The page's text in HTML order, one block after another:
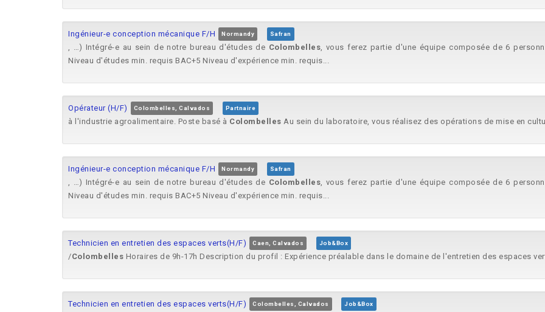
Ingénieur-e conception mécanique F/H Normandy Safran
, …) Intégré-e au sein de notre bureau d'études de Colombelles, vous ferez partie d'une équipe composée de 6
Niveau d'études min. requis BAC+5 Niveau d'expérience min. requis...
Opérateur (H/F) Colombelles, Calvados Partnaire
à l'industrie agroalimentaire. Poste basé à Colombelles Au sein du laboratoire, vous réalisez des opérations de mise en
Ingénieur-e conception mécanique F/H Normandy Safran
, …) Intégré-e au sein de notre bureau d'études de Colombelles, vous ferez partie d'une équipe composée de 6
Niveau d'études min. requis BAC+5 Niveau d'expérience min. requis...
Technicien en entretien des espaces verts(H/F) Caen, Calvados Job&Box
/Colombelles Horaires de 9h-17h Description du profil : Expérience préalable dans le domaine de l'entretien des espaces
Technicien en entretien des espaces verts(H/F) Colombelles, Calvados Job&Box